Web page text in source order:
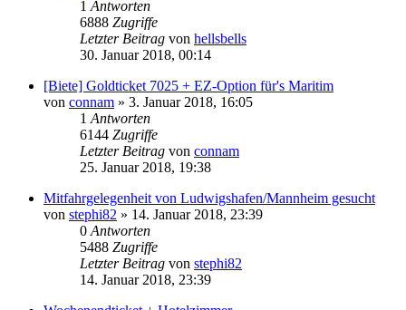
1 Antworten
6888 Zugriffe
Letzter Beitrag von hellsbells
30. Januar 2018, 00:14
[Biete] Goldticket 7025 + EZ-Option für's Maritim
von connam » 3. Januar 2018, 16:05
1 Antworten
6144 Zugriffe
Letzter Beitrag von connam
25. Januar 2018, 19:38
Mitfahrgelegenheit von Ludwigshafen/Mannheim gesucht
von stephi82 » 14. Januar 2018, 23:39
0 Antworten
5488 Zugriffe
Letzter Beitrag von stephi82
14. Januar 2018, 23:39